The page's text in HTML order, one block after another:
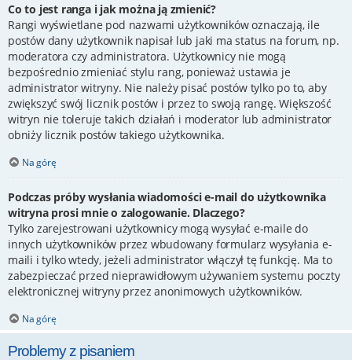
Co to jest ranga i jak można ją zmienić?
Rangi wyświetlane pod nazwami użytkowników oznaczają, ile
postów dany użytkownik napisał lub jaki ma status na forum, np.
moderatora czy administratora. Użytkownicy nie mogą
bezpośrednio zmieniać stylu rang, ponieważ ustawia je
administrator witryny. Nie należy pisać postów tylko po to, aby
zwiększyć swój licznik postów i przez to swoją rangę. Większość
witryn nie toleruje takich działań i moderator lub administrator
obniży licznik postów takiego użytkownika.
Na górę
Podczas próby wysłania wiadomości e-mail do użytkownika
witryna prosi mnie o zalogowanie. Dlaczego?
Tylko zarejestrowani użytkownicy mogą wysyłać e-maile do
innych użytkowników przez wbudowany formularz wysyłania e-
maili i tylko wtedy, jeżeli administrator włączył tę funkcję. Ma to
zabezpieczać przed nieprawidłowym używaniem systemu poczty
elektronicznej witryny przez anonimowych użytkowników.
Na górę
Problemy z pisaniem